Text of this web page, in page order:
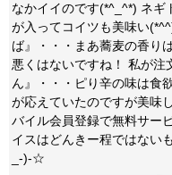
なかイイのです(*^_^*) ネギ
が入ってコイツも美味い
ば』・・・まあ蕎麦の香り
悪くはないですね！ 私が注
ん』・・・ピり辛の味は食
が応えていたのですが美味
バイル会員登録で無料サー
イスはどんきー程ではない
_-)-☆